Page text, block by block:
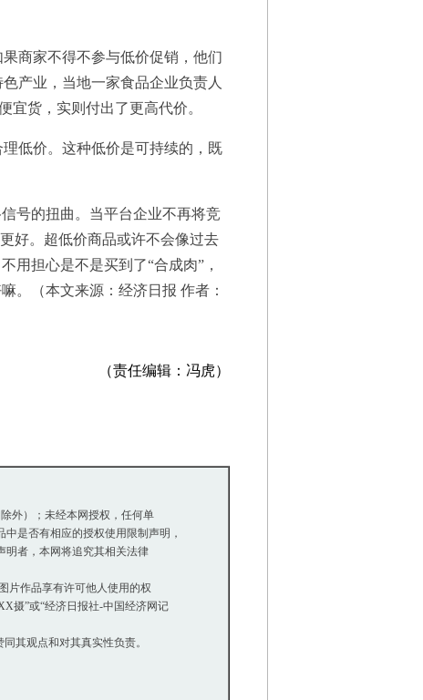
商家不得不参与低价促销，他们
产业，当地一家食品企业负责人
宜货，实则付出了更高代价。
低价。这种低价是可持续的，既
号的扭曲。当平台企业不再将竞
好。超低价商品或许不会像过去
用担心是不是买到了“合成肉”，
。（本文来源：经济日报 作者：
（责任编辑：冯虎）
外）；未经本网授权，任何单
是否有相应的授权使用限制声明，
明者，本网将追究其相关法律
片作品享有许可他人使用的权
摄”或“经济日报社-中国经济网记
其观点和对其真实性负责。